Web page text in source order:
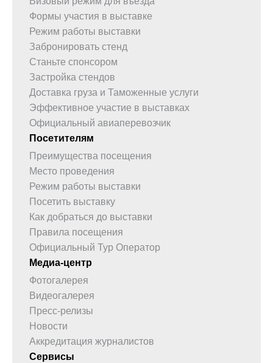
Формы участия в выставке
Режим работы выставки
Забронировать стенд
Станьте спонсором
Застройка стендов
Доставка груза и Таможенные услуги
Эффективное участие в выставках
Официальный авиаперевозчик
Посетителям
Преимущества посещения
Место проведения
Режим работы выставки
Посетить выставку
Как добраться до выставки
Правила посещения
Официальный Тур Оператор
Медиа-центр
Фотогалерея
Видеогалерея
Пресс-релизы
Новости
Аккредитация журналистов
Сервисы